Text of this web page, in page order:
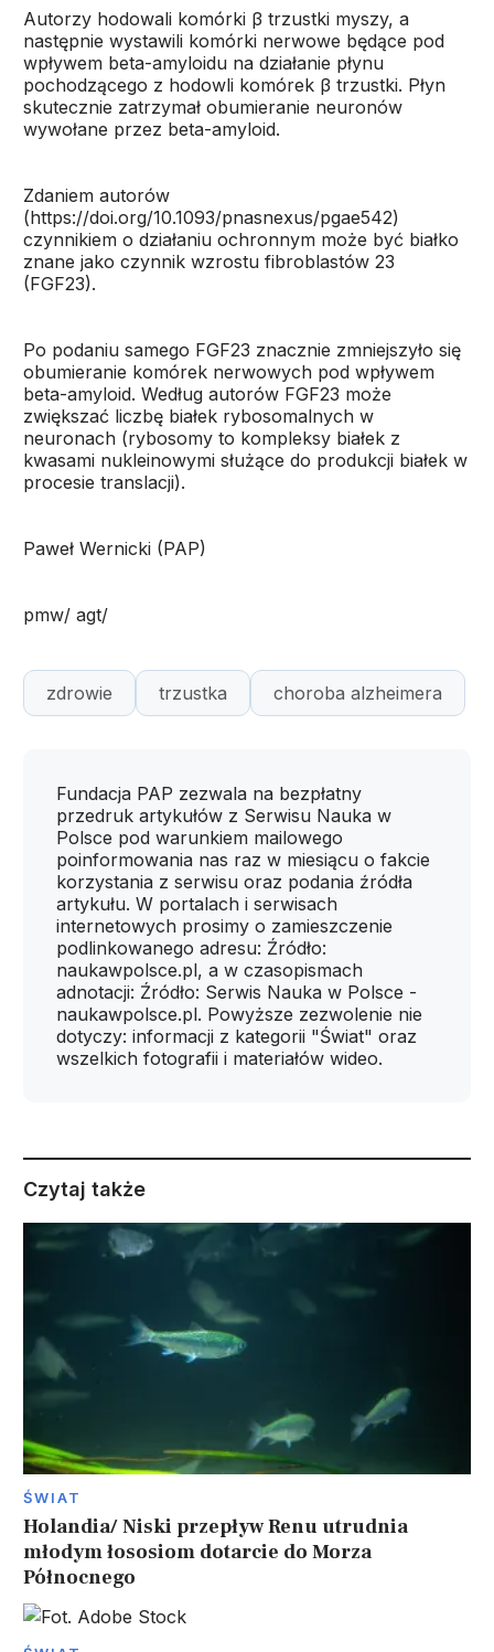
Autorzy hodowali komórki β trzustki myszy, a
następnie wystawili komórki nerwowe będące pod
wpływem beta-amyloidu na działanie płynu
pochodzącego z hodowli komórek β trzustki. Płyn
skutecznie zatrzymał obumieranie neuronów
wywołane przez beta-amyloid.
Zdaniem autorów
(https://doi.org/10.1093/pnasnexus/pgae542)
czynnikiem o działaniu ochronnym może być białko
znane jako czynnik wzrostu fibroblastów 23
(FGF23).
Po podaniu samego FGF23 znacznie zmniejszyło się
obumieranie komórek nerwowych pod wpływem
beta-amyloid. Według autorów FGF23 może
zwiększać liczbę białek rybosomalnych w
neuronach (rybosomy to kompleksy białek z
kwasami nukleinowymi służące do produkcji białek w
procesie translacji).
Paweł Wernicki (PAP)
pmw/ agt/
zdrowie trzustka choroba alzheimera
Fundacja PAP zezwala na bezpłatny
przedruk artykułów z Serwisu Nauka w
Polsce pod warunkiem mailowego
poinformowania nas raz w miesiącu o fakcie
korzystania z serwisu oraz podania źródła
artykułu. W portalach i serwisach
internetowych prosimy o zamieszczenie
podlinkowanego adresu: Źródło:
naukawpolsce.pl, a w czasopismach
adnotacji: Źródło: Serwis Nauka w Polsce -
naukawpolsce.pl. Powyższe zezwolenie nie
dotyczy: informacji z kategorii "Świat" oraz
wszelkich fotografii i materiałów wideo.
Czytaj także
ŚWIAT
Holandia/ Niski przepływ Renu utrudnia
młodym łososiom dotarcie do Morza
Północnego